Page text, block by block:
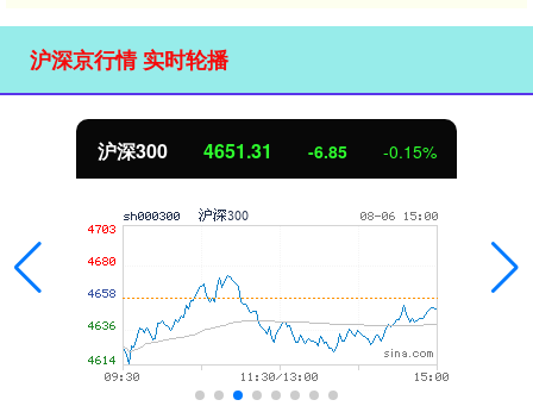
沪深京行情 实时轮播
沪深300 4651.31 -6.85 -0.15%